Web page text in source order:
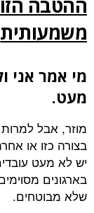
ההטבה
משמעותית
מי אמר אני
מעט.
מוזר, אבל
בצורה כזו או
יש לא מעט
בארגונים
שלא מבוטחים.